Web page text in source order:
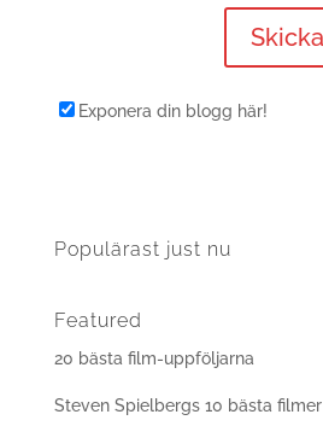
Exponera din blogg här!
Populärast just nu
Featured
20 bästa film-uppföljarna
Steven Spielbergs 10 bästa filmer